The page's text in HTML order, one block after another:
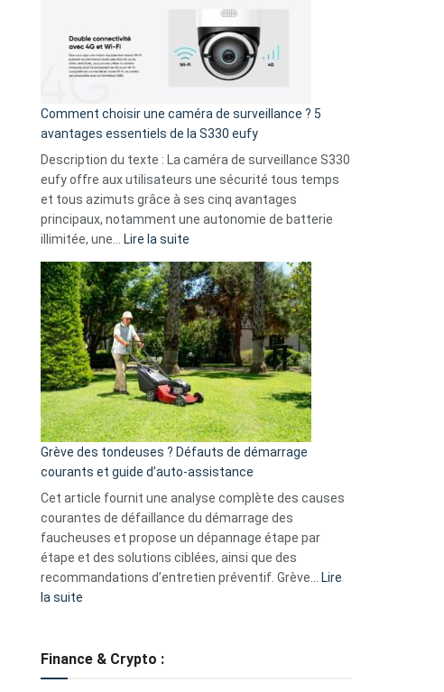
record
La
fuite
16
milliards
données
menace
Facebook,
Telegram
GitHub
Comment choisir une caméra de surveillance ? 5
avantages essentiels de la S330 eufy
Description du texte : La caméra de surveillance S330
eufy offre aux utilisateurs une sécurité tous temps
et tous azimuts grâce à ses cinq avantages
principaux, notamment une autonomie de batterie
illimitée, une…
Lire la suite
choisir
une
caméra
de
surveillance
?
5
avantages
essentiels
de
la
S330
eufy
Grève des tondeuses ? Défauts de démarrage
courants et guide d’auto-assistance
Cet article fournit une analyse complète des causes
courantes de défaillance du démarrage des
faucheuses et propose un dépannage étape par
étape et des solutions ciblées, ainsi que des
recommandations d’entretien préventif. Grève…
Lire
la suite
tondeuses
Finance & Crypto :